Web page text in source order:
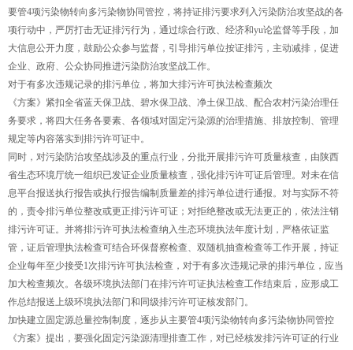
要管4项污染物转向多污染物协同管控，将持证排污要求列入污染防治攻坚战的各
项行动中，严厉打击无证排污行为，通过综合行政、经济和yu论监督等手段，加
大信息公开力度，鼓励公众参与监督，引导排污单位按证排污，主动减排，促进
企业、政府、公众协同推进污染防治攻坚战工作。
对于有多次违规记录的排污单位，将加大排污许可执法检查频次
《方案》紧扣全省蓝天保卫战、碧水保卫战、净土保卫战、配合农村污染治理任
务要求，将四大任务各要素、各领域对固定污染源的治理措施、排放控制、管理
规定等内容落实到排污许可证中。
同时，对污染防治攻坚战涉及的重点行业，分批开展排污许可质量核查，由陕西
省生态环境厅统一组织已发证企业质量核查，强化排污许可证后管理。对未在信
息平台报送执行报告或执行报告编制质量差的排污单位进行通报。对与实际不符
的，责令排污单位整改或更正排污许可证；对拒绝整改或无法更正的，依法注销
排污许可证。并将排污许可执法检查纳入生态环境执法年度计划，严格依证监
管，证后管理执法检查可结合环保督察检查、双随机抽查检查等工作开展，持证
企业每年至少接受1次排污许可执法检查，对于有多次违规记录的排污单位，应当
加大检查频次。各级环境执法部门在排污许可证执法检查工作结束后，应形成工
作总结报送上级环境执法部门和同级排污许可证核发部门。
加快建立固定源总量控制制度，逐步从主要管4项污染物转向多污染物协同管控
《方案》提出，要强化固定污染源清理排查工作，对已经核发排污许可证的行业